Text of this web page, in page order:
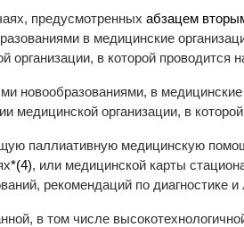
предусмотренных абзацем
в медицинские
в которой проводится
новообразованиями, в
организации, в
паллиативную медицинскую
*(4), или медицинской карты
рекомендаций по
в том числе